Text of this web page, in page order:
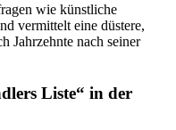
wie künstliche
vermittelt eine düstere,
Jahrzehnte nach seiner
Liste“ in der